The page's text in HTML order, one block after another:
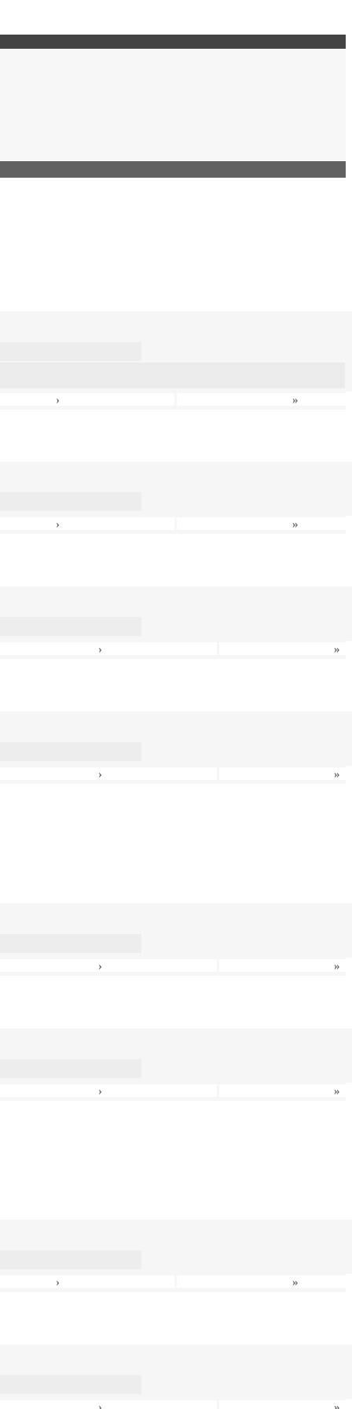
› »
› »
› »
› »
› »
› »
› »